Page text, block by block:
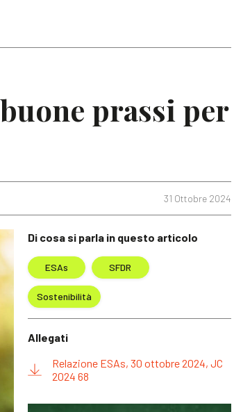
prassi per
31 Ottobre 2024
Di cosa si parla in questo articolo
ESAs SFDR
Sostenibilità
Allegati
Relazione ESAs, 30 ottobre 2024, JC
2024 68